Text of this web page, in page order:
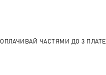
ОПЛАЧИВАЙ ЧАСТЯМИ ДО 3